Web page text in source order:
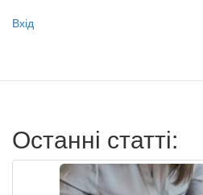
Меню
записи
Вхід
Останні статті: